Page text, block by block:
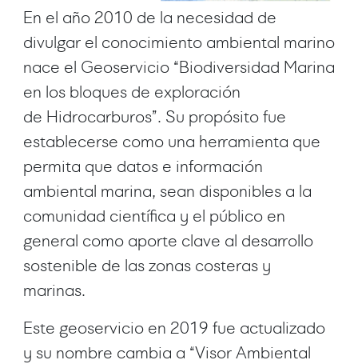
En el año 2010 de la necesidad de
divulgar el conocimiento ambiental marino
nace el Geoservicio “Biodiversidad Marina
en los bloques de exploración
de Hidrocarburos”. Su propósito fue
establecerse como una herramienta que
permita que datos e información
ambiental marina, sean disponibles a la
comunidad científica y el público en
general como aporte clave al desarrollo
sostenible de las zonas costeras y
marinas.
Este geoservicio en 2019 fue actualizado
y su nombre cambia a “Visor Ambiental